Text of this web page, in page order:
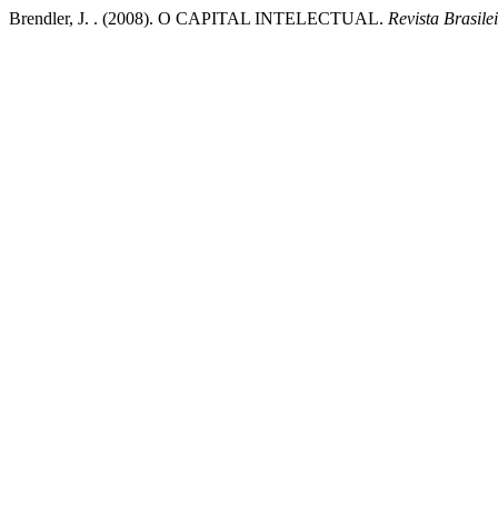
Brendler, J. . (2008). O CAPITAL INTELECTUAL. Revista